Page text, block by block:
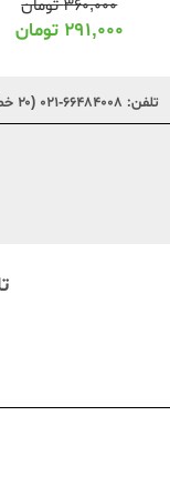
۴۹۵,۰۰۰تومان
۳۷۱,۰۰۰ تومان
تلفن: ۶۶۴۸۴۰۰۸-۰۲۱ (۲۰ خط)